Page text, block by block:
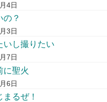
4日
の？
3日
いし撮りたい
7日
に聖火
6日
るぜ！